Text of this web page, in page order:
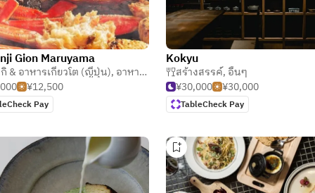
Gion Maruyama
กิ & อาหารเกียวโต (ญี่ปุ่น), อาหารเกียวโต
¥12,500
Pay
Kokyu
สร้างสรรค์, อื่นๆ
¥30,000
¥30,000
TableCheck Pay